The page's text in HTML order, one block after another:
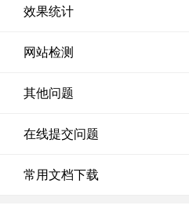
效果统计
网站检测
其他问题
在线提交问题
常用文档下载